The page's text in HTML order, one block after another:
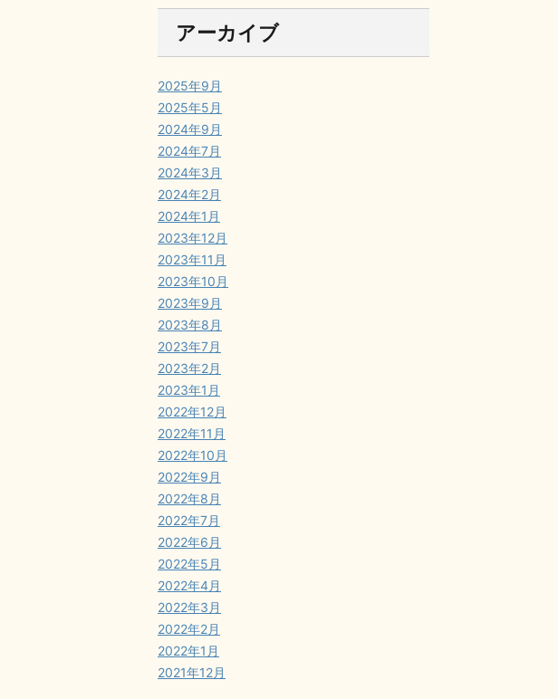
アーカイブ
2025年9月
2025年5月
2024年9月
2024年7月
2024年3月
2024年2月
2024年1月
2023年12月
2023年11月
2023年10月
2023年9月
2023年8月
2023年7月
2023年2月
2023年1月
2022年12月
2022年11月
2022年10月
2022年9月
2022年8月
2022年7月
2022年6月
2022年5月
2022年4月
2022年3月
2022年2月
2022年1月
2021年12月